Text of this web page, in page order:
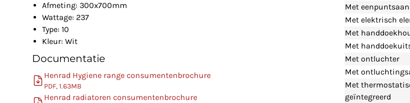
Afmeting: 300x700mm
Wattage: 237
Type: 10
Kleur: Wit
Documentatie
Henrad Hygiene range consumentenbrochure
PDF, 1.63MB
Henrad radiatoren consumentenbrochure
Met
Met elektrisch
Met
Met
Met ontluchter
Met
Met
geïntegreerd